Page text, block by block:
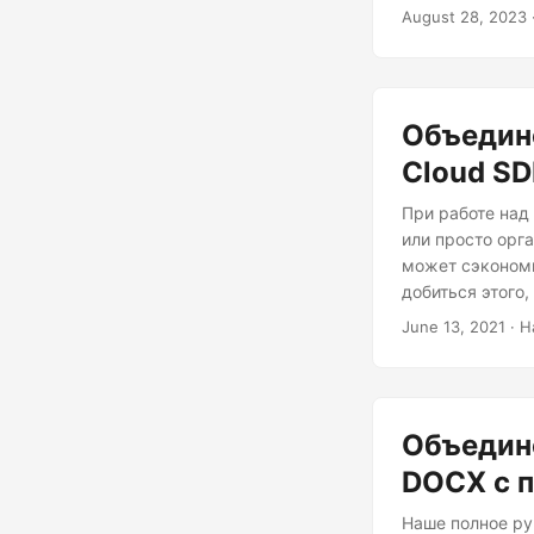
August 28, 2023
Cloud
При работе
или просто
может
добиться
June 13, 2021 ·
DOCX с
Наше полное